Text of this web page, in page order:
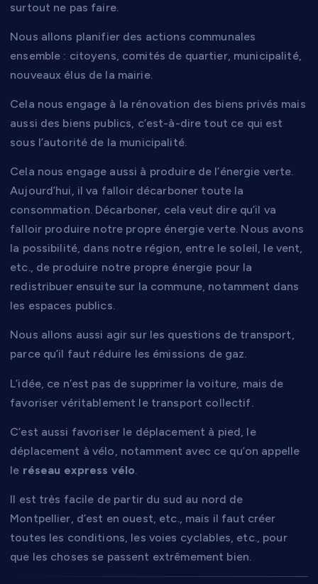
surtout ne pas faire.
Nous allons planifier des actions communales
ensemble : citoyens, comités de quartier, municipalité,
nouveaux élus de la mairie.
Cela nous engage à la rénovation des biens privés mais
aussi des biens publics, c’est-à-dire tout ce qui est
sous l’autorité de la municipalité.
Cela nous engage aussi à produire de l’énergie verte.
Aujourd’hui, il va falloir décarboner toute la
consommation. Décarboner, cela veut dire qu’il va
falloir produire notre propre énergie verte. Nous avons
la possibilité, dans notre région, entre le soleil, le vent,
etc., de produire notre propre énergie pour la
redistribuer ensuite sur la commune, notamment dans
les espaces publics.
Nous allons aussi agir sur les questions de transport,
parce qu’il faut réduire les émissions de gaz.
L’idée, ce n’est pas de supprimer la voiture, mais de
favoriser véritablement le transport collectif.
C’est aussi favoriser le déplacement à pied, le
déplacement à vélo, notamment avec ce qu’on appelle
le réseau express vélo.
Il est très facile de partir du sud au nord de
Montpellier, d’est en ouest, etc., mais il faut créer
toutes les conditions, les voies cyclables, etc., pour
que les choses se passent extrêmement bien.